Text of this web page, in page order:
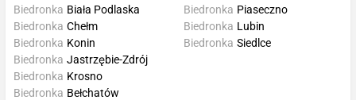
Biedronka Biała Podlaska
Biedronka Chełm
Biedronka Konin
Biedronka Piaseczno
Biedronka Lubin
Biedronka Siedlce
Biedronka Jastrzębie-Zdrój
Biedronka Krosno
Biedronka Bełchatów